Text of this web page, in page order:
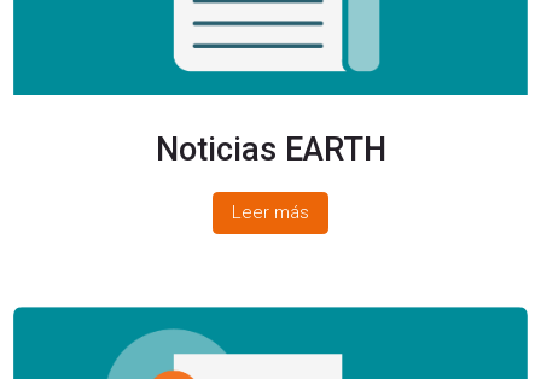
Noticias EARTH
Leer más